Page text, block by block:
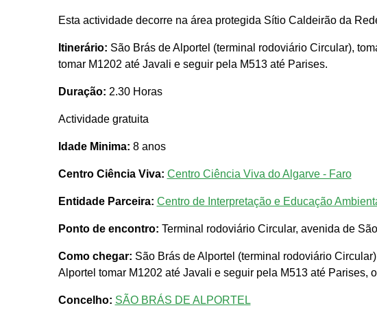
Esta actividade decorre na área protegida Sítio Caldeirão da
Itinerário: São Brás de Alportel (terminal rodoviário Circular),
tomar M1202 até Javali e seguir pela M513 até Parises.
Duração: 2.30 Horas
Actividade gratuita
Idade Minima: 8 anos
Centro Ciência Viva: Centro Ciência Viva do Algarve - Faro
Entidade Parceira: Centro de Interpretação e Educação
Ponto de encontro: Terminal rodoviário Circular, avenida de
Como chegar: São Brás de Alportel (terminal rodoviário
Alportel tomar M1202 até Javali e seguir pela M513 até Parises,
Concelho: SÃO BRÁS DE ALPORTEL